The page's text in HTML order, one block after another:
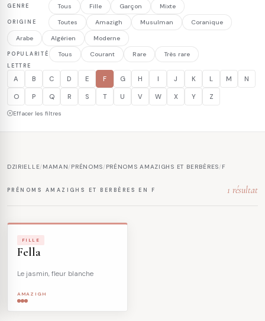
GENRE Tous Fille Garçon Mixte
ORIGINE Toutes Amazigh Musulman Coranique
Arabe Algérien Moderne
POPULARITÉ Tous Courant Rare Très rare
LETTRE
A B C D E F G H I J K L M N
O P Q R S T U V W X Y Z
Effacer les filtres
DZIRIELLE/ MAMAN/ PRÉNOMS/ PRÉNOMS AMAZIGHS ET BERBÈRES/ F
PRÉNOMS AMAZIGHS ET BERBÈRES EN F 1 résultat
FILLE
Fella
Le jasmin, fleur blanche
AMAZIGH